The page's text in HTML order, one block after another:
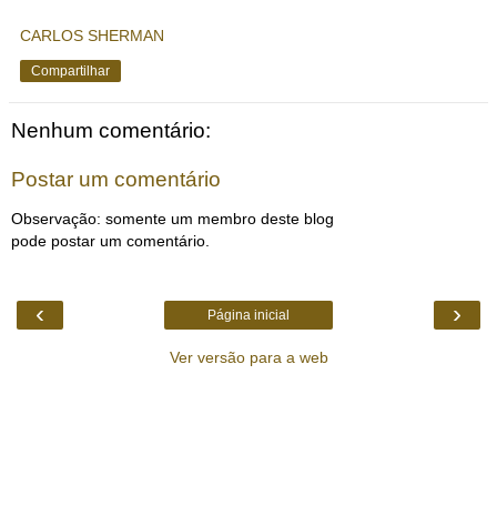
CARLOS SHERMAN
Compartilhar
Nenhum comentário:
Postar um comentário
Observação: somente um membro deste blog
pode postar um comentário.
‹ ›
Página inicial
Ver versão para a web